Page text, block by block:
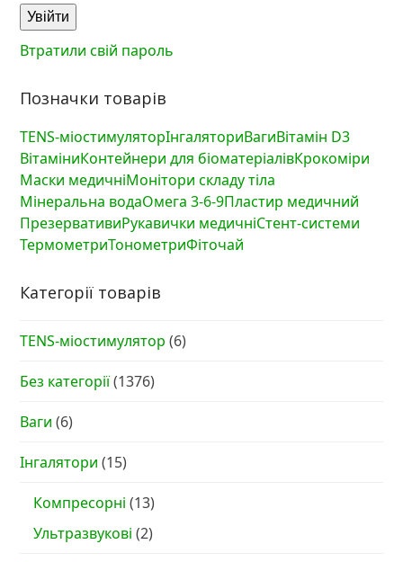
Увійти
Втратили свій пароль
Позначки товарів
TENS-міостимуляторІнгаляториВагиВітамін D3
ВітаміниКонтейнери для біоматеріалівКрокоміри
Маски медичніМонітори складу тіла
Мінеральна водаОмега 3-6-9Пластир медичний
ПрезервативиРукавички медичніСтент-системи
ТермометриТонометриФіточай
Категорії товарів
TENS-міостимулятор (6)
Без категорії(1376)
Ваги (6)
Інгалятори (15)
Компресорні (13)
Ультразвукові (2)